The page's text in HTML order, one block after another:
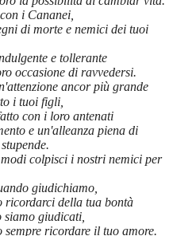
i Cananei,
di morte e nemici dei tuoi
e tollerante
occasione di ravvedersi.
ancor più grande
i tuoi figli,
con i loro antenati
e un'alleanza piena di
colpisci i nostri nemici per
giudichiamo,
ricordarci della tua bontà
siamo giudicati,
sempre ricordare il tuo amore.